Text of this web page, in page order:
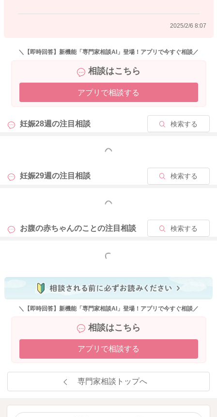
2025/2/6 8:07
＼【即時回答】新機能「専門家相談AI」登場！アプリで今すぐ相談／
相談はこちら
アプリで相談する
妊娠28週の注目相談 検索する
もっと見る
妊娠29週の注目相談 検索する
もっと見る
お腹の赤ちゃんのことの注目相談 検索する
もっと見る
＼【即時回答】新機能「専門家相談AI」登場！アプリで今すぐ相談／
相談はこちら
アプリで相談する
専門家相談トップへ